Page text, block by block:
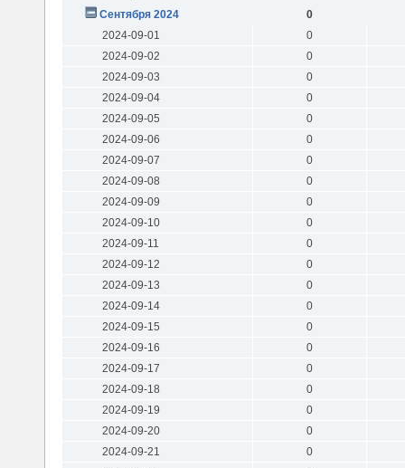
Сентября 2024
0
2024-09-01
0
2024-09-02
0
2024-09-03
0
2024-09-04
0
2024-09-05
0
2024-09-06
0
2024-09-07
0
2024-09-08
0
2024-09-09
0
2024-09-10
0
2024-09-11
0
2024-09-12
0
2024-09-13
0
2024-09-14
0
2024-09-15
0
2024-09-16
0
2024-09-17
0
2024-09-18
0
2024-09-19
0
2024-09-20
0
2024-09-21
0